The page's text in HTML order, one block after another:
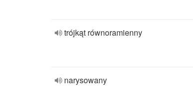
trójkąt równoramienny
narysowany